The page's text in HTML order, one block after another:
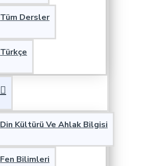
Tüm Dersler
Türkçe
Din Kültürü Ve Ahlak Bilgisi
Fen Bilimleri